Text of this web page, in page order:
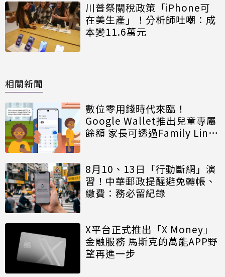
川普祭關稅政策「iPhone可
在美生產」！分析師吐嘲：成
本變11.6萬元
相關新聞
數位零用錢時代來臨！
Google Wallet推出兒童專屬
餘額 家長可透過Family Link
8月10、13日「行動斷網」演
習！中華郵政提醒避免轉帳、
繳費：務必留紀錄
X平台正式推出「X Money」
金融服務 馬斯克的萬能APP野
望再進一步